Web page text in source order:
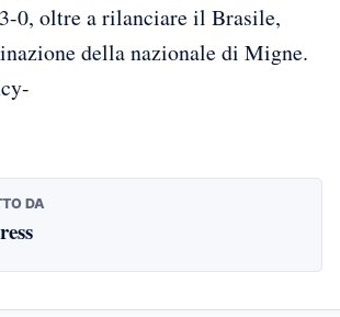
0, oltre a rilanciare il Brasile,
della nazionale di Migne.
DA